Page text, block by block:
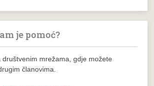
je pomoć?
društvenim mrežama, gdje možete
članovima.